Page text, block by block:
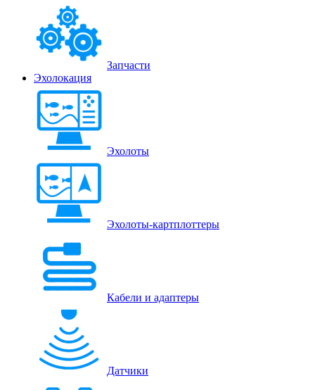
Запчасти
Эхолокация
Эхолоты
Эхолоты-картплоттеры
Кабели и адаптеры
Датчики